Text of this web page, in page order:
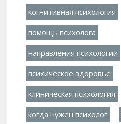
когнитивная психология
помощь психолога
направления психологии
психическое здоровье
клиническая психология
когда нужен психолог